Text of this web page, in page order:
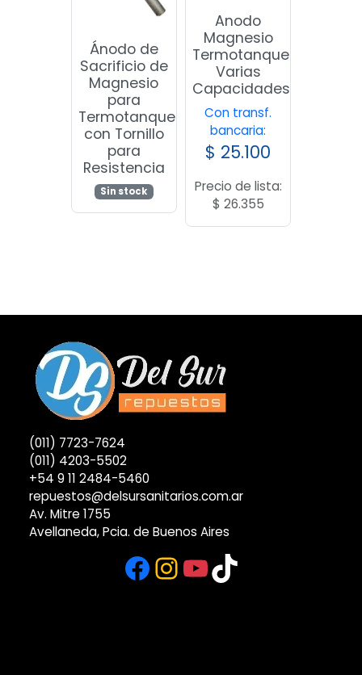
Ánodo de
Sacrificio de
Magnesio
para
Termotanque
con Tornillo
para
Resistencia
Sin stock
Anodo
Magnesio
Termotanque
Varias
Capacidades
Con transf.
bancaria:
$ 25.100
Precio de lista:
$ 26.355
(011) 7723-7624
(011) 4203-5502
+54 9 11 2484-5460
repuestos@delsursanitarios.com.ar
Av. Mitre 1755
Avellaneda, Pcia. de Buenos Aires
Facebook
Instagram
YouTube
TikTok